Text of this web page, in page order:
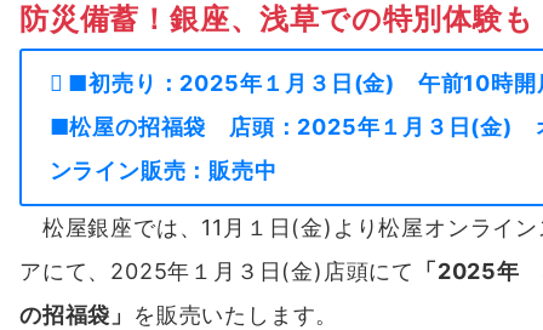
防災備蓄！銀座、浅草での特別体験も
■初売り：2025年１月３日(金) 午前10時開
■松屋の招福袋 店頭：2025年１月３日(金)
ンライン販売：販売中
松屋銀座では、11月１日(金)より松屋オンライン
アにて、2025年１月３日(金)店頭にて
「2025年
の招福袋」 を販売いたします。